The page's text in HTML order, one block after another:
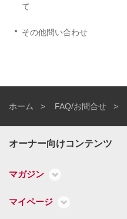
て
その他問い合わせ
ホーム FAQ/お問合せ
オーナー向けコンテンツ
マガジン
マイページ